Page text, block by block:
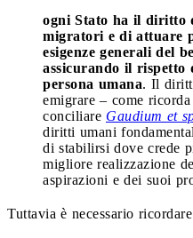
ogni Stato ha il diritto
migratori e di attuare
esigenze generali del
assicurando il rispetto
persona umana. Il
emigrare – come
conciliare Gaudium et
diritti umani
di stabilirsi dove crede
migliore realizzazione
aspirazioni e dei suoi
Tuttavia è necessario